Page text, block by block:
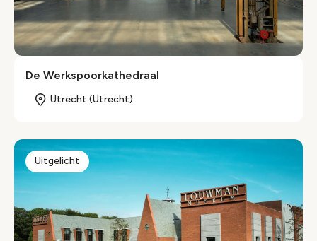
De Werkspoorkathedraal
Utrecht (Utrecht)
Uitgelicht